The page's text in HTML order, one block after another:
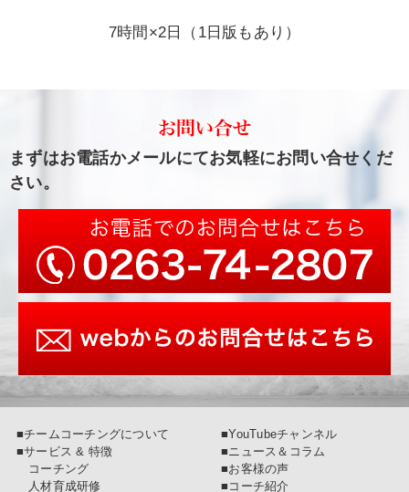
7時間×2日（1日版もあり）
まずはお電話かメールにてお気軽にお問い合せくだ
さい。
■チームコーチングについて
■サービス & 特徴
コーチング
人材育成研修
■YouTubeチャンネル
■ニュース＆コラム
■お客様の声
■コーチ紹介